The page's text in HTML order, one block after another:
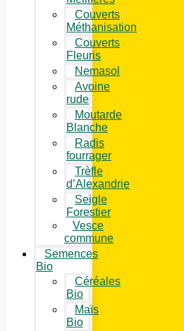
Couverts
Méthanisation
Couverts
Fleuris
Nemasol
Avoine
rude
Moutarde
Blanche
Radis
fourrager
Trèfle
d’Alexandrie
Seigle
Forestier
Vesce
commune
Semences
Bio
Céréales
Bio
Maïs
Bio